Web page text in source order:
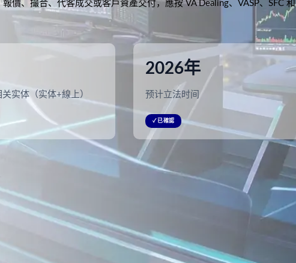
價、撮合、代客成交或客戶資產交付，應按 VA Dealing、VASP、SFC 和
实体（实体+線上）
2026年
预计立法时间
✓ 已確認